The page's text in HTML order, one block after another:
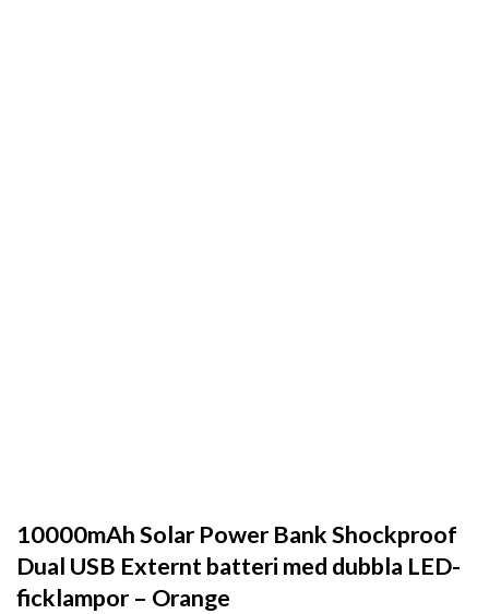
10000mAh Solar Power Bank Shockproof
Dual USB Externt batteri med dubbla LED-
ficklampor – Orange